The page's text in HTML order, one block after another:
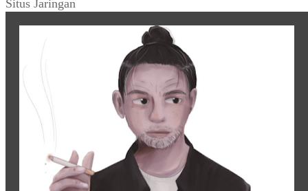
Situs Jaringan